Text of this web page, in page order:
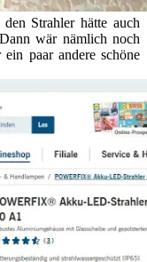
Strahler hätte auch
wär nämlich noch
paar andere schöne